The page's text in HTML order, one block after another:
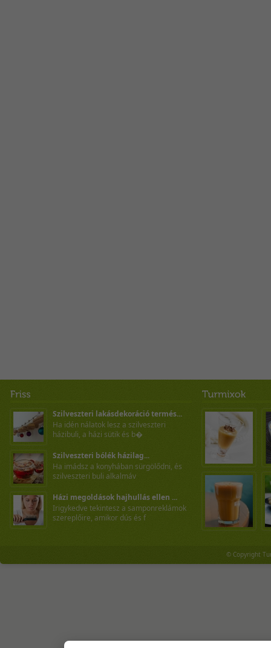
Szilveszteri lakásdekoráció termés...
Ha idén nálatok lesz a szilveszteri
házibuli, a házi sütik és b�
Szilveszteri bólék házilag...
Ha imádsz a konyhában sürgölődni, és
szilveszteri buli alkalmáv
Házi megoldások hajhullás ellen ...
Irigykedve tekintesz a samponreklámok
szereplőire, amikor dús és f
© Copyright